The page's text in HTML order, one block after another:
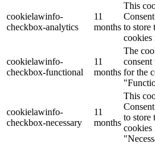
cookielawinfo-
checkbox-analytics
11
months
This
to store
cookielawinfo-
checkbox-functional
11
months
The
consent
for the
cookielawinfo-
checkbox-necessary
11
months
This
to store
cookies